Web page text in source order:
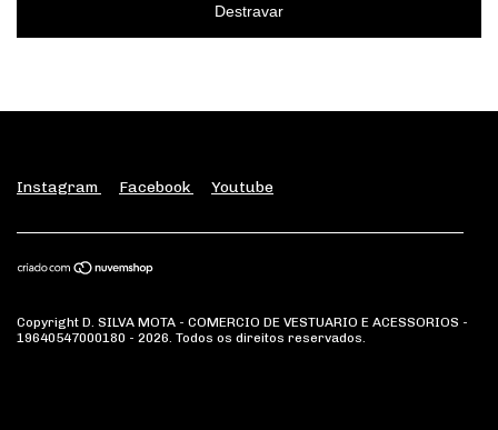
Destravar
Instagram Facebook Youtube
Copyright D. SILVA MOTA - COMERCIO DE VESTUARIO E ACESSORIOS -
19640547000180 - 2026. Todos os direitos reservados.